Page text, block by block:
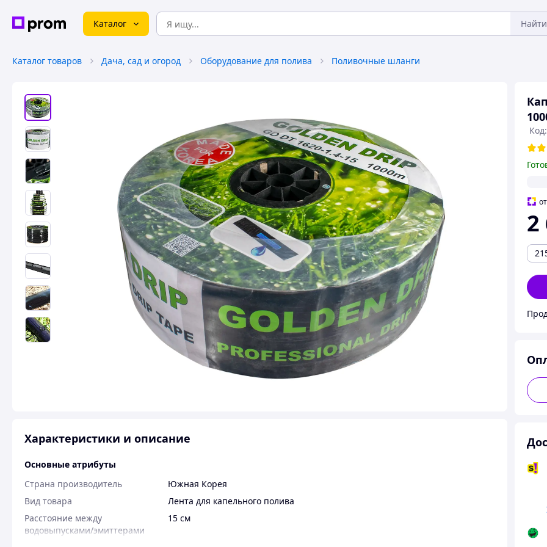
Каталог Найти
Каталог товаров Дача, сад и огород Оборудование для полива Поливочные шланги
от
2
Характеристики и описание
Основные атрибуты
Страна производитель
Южная Корея
Вид товара
Лента для капельного полива
Расстояние между
водовыпусками/эмиттерами
15 см